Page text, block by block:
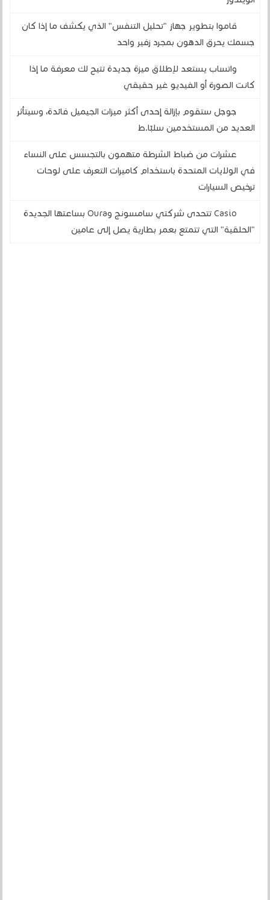
قاموا بتطوير جهاز "تحليل التنفس" الذي يكشف ما إذا كان
جسمك يحرق الدهون بمجرد زفير واحد
واتساب يستعد لإطلاق ميزة جديدة تتيح لك معرفة ما إذا
كانت الصورة أو الفيديو غير حقيقي
جوجل ستقوم بإزالة إحدى أكثر ميزات الجيميل فائدة، وسيتأثر
العديد من المستخدمين سلبًا.ط
عشرات من ضباط الشرطة متهمون بالتجسس على النساء
في الولايات المتحدة باستخدام كاميرات التعرف على لوحات
ترخيص السيارات
Casio تتحدى شركتي سامسونج وOura بساعتها الجديدة
"الحلقية" التي تتمتع بعمر بطارية يصل إلى عامين